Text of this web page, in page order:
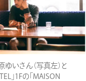
ゆいさん（写真左）と
」1Fの「MAISON